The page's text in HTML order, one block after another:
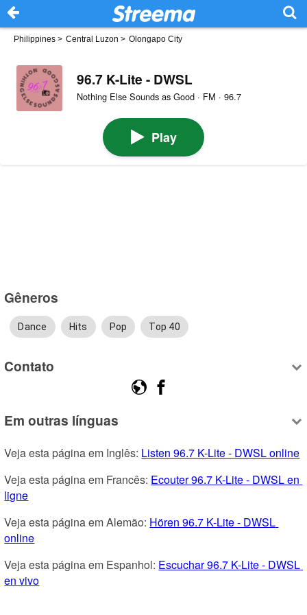
Philippines > Central Luzon > Olongapo City
96.7 K-Lite - DWSL
Nothing Else Sounds as Good · FM · 96.7
Play
Gêneros
Dance Hits Pop Top 40
Contato
Em outras línguas
Veja esta página em Inglês: Listen 96.7 K-Lite - DWSL online
Veja esta página em Francês: Ecouter 96.7 K-Lite - DWSL en
ligne
Veja esta página em Alemão: Hören 96.7 K-Lite - DWSL
online
Veja esta página em Espanhol: Escuchar 96.7 K-Lite - DWSL
en vivo